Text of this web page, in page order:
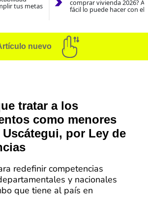
tus metas comprar vivienda 2026?
fácil lo puede hacer con el
nuevo
tratar a los
como menores
por Ley de
redefinir competencias
y nacionales
que tiene al país en